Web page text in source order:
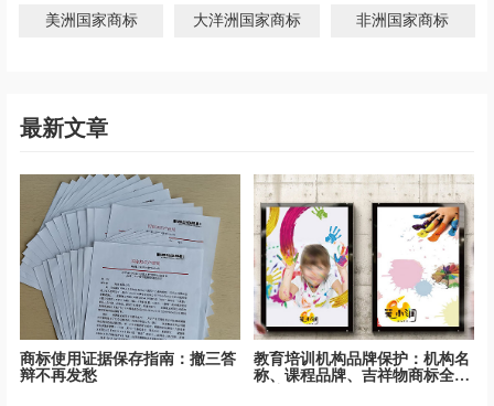
美洲国家商标 大洋洲国家商标 非洲国家商标
最新文章
商标使用证据保存指南：撤三答
辩不再发愁
教育培训机构品牌保护：机构名
称、课程品牌、吉祥物商标全面